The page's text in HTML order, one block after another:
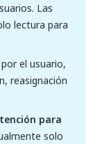
Las
lectura para
el usuario,
reasignación
para
solo